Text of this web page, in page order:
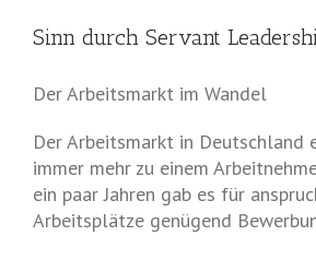
Sinn durch Servant
Der Arbeitsmarkt im Wandel
Der Arbeitsmarkt in Deutschland
immer mehr zu einem
ein paar Jahren gab es für
Arbeitsplätze genügend